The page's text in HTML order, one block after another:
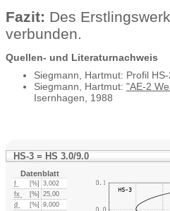
Fazit: Des
verbunden.
Quellen- und Literaturnachweis
Siegmann, Hartmut: Profil
Siegmann, Hartmut: "AE-2
Isernhagen, 1988
HS-3 = HS 3.0/9.0
Datenblatt
f [%]
3,002
fx
[%]
25,00
d
[%]
9,000